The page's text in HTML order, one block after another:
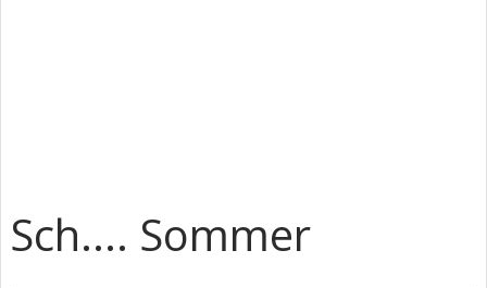
Sch.... Sommer